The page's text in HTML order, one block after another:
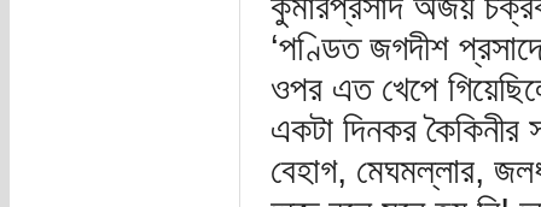
‘পণ্ডিত জগদীশ
ওপর এত খেপে
একটা দিনকর কৈকিনীর
বেহাগ, মেঘমল্লার,